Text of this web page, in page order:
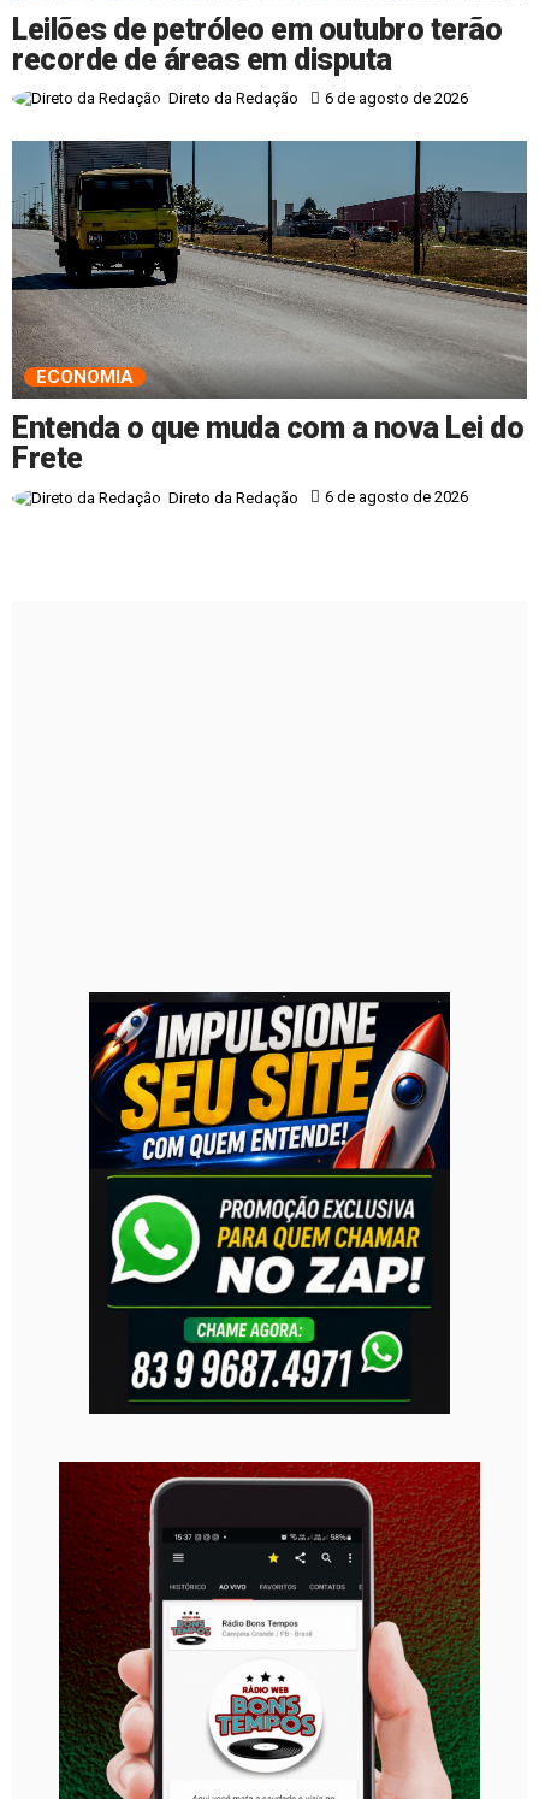
Leilões de petróleo em outubro terão
recorde de áreas em disputa
Direto da Redação 6 de agosto de 2026
ECONOMIA
Entenda o que muda com a nova Lei do
Frete
Direto da Redação 6 de agosto de 2026